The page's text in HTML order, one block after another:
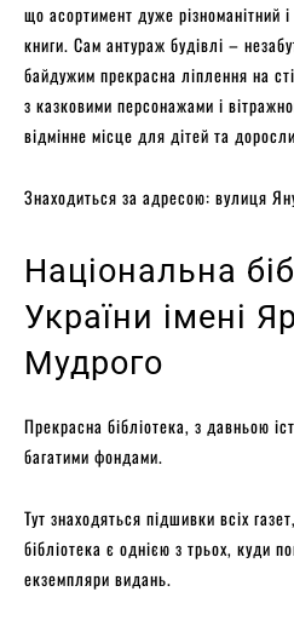
що асортимент дуже різноманітний
книги. Сам антураж будівлі –
байдужим прекрасна ліплення на
з казковими персонажами і
відмінне місце для дітей та
Знаходиться за адресою: вулиця
Національна
України імені
Мудрого
Прекрасна бібліотека, з давньою
багатими фондами.
Тут знаходяться підшивки всіх
бібліотека є однією з трьох, куди
екземпляри видань.